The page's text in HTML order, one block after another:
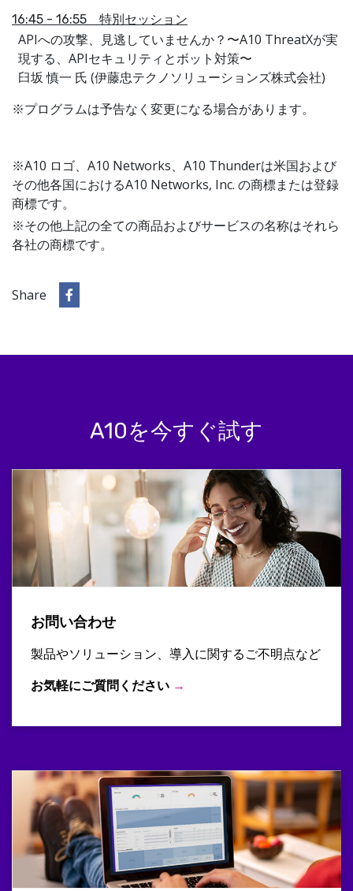
16:45 - 16:55 特別セッション
APIへの攻撃、見逃していませんか？〜A10 ThreatXが実
現する、APIセキュリティとボット対策〜
臼坂 慎一 氏 (伊藤忠テクノソリューションズ株式会社)
※プログラムは予告なく変更になる場合があります。
※A10 ロゴ、A10 Networks、A10 Thunderは米国および
その他各国におけるA10 Networks, Inc. の商標または登録
商標です。
※その他上記の全ての商品およびサービスの名称はそれら
各社の商標です。
Share
A10を今すぐ試す
お問い合わせ
製品やソリューション、導入に関するご不明点など
お気軽にご質問ください →